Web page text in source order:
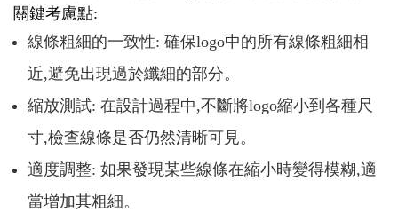
關鍵考慮點:
線條粗細的一致性: 確保logo中的所有線條粗細相
近,避免出現過於纖細的部分。
縮放測試: 在設計過程中,不斷將logo縮小到各種尺
寸,檢查線條是否仍然清晰可見。
適度調整: 如果發現某些線條在縮小時變得模糊,適
當增加其粗細。